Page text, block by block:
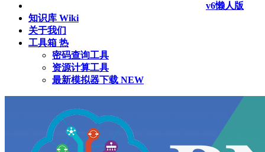
v6懒人版
知识库 Wiki
关于我们
工具箱 热
密码查询工具
资源计算工具
最新模拟器下载 NEW